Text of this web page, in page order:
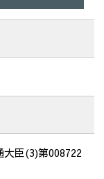
臣(3)第008722